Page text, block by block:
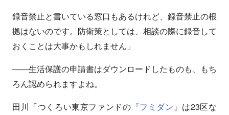
録音禁止と書いている窓口もあるけれど、録音禁止の根
拠はないのです。防衛策としては、相談の際に録音して
おくことは大事かもしれません」
――生活保護の申請書はダウンロードしたものも、もち
ろん認められますよね。
田川「つくろい東京ファンドの 『フミダン』 は23区な